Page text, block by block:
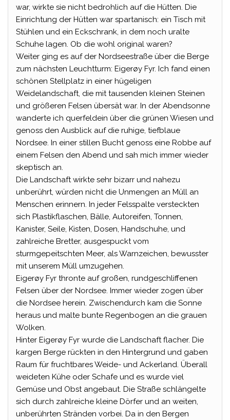
war, wirkte sie nicht bedrohlich auf die Hütten. Die
Einrichtung der Hütten war spartanisch: ein Tisch mit
Stühlen und ein Eckschrank, in dem noch uralte
Schuhe lagen. Ob die wohl original waren?
Weiter ging es auf der Nordseestraße über die Berge
zum nächsten Leuchtturm: Eigerøy Fyr. Ich fand einen
schönen Stellplatz in einer hügeligen
Weidelandschaft, die mit tausenden kleinen Steinen
und größeren Felsen übersät war. In der Abendsonne
wanderte ich querfeldein über die grünen Wiesen und
genoss den Ausblick auf die ruhige, tiefblaue
Nordsee. In einer stillen Bucht genoss eine Robbe auf
einem Felsen den Abend und sah mich immer wieder
skeptisch an.
Die Landschaft wirkte sehr bizarr und nahezu
unberührt, würden nicht die Unmengen an Müll an
Menschen erinnern. In jeder Felsspalte versteckten
sich Plastikflaschen, Bälle, Autoreifen, Tonnen,
Kanister, Seile, Kisten, Dosen, Handschuhe, und
zahlreiche Bretter, ausgespuckt vom
sturmgepeitschten Meer, als Warnzeichen, bewusster
mit unserem Müll umzugehen.
Eigerøy Fyr thronte auf großen, rundgeschliffenen
Felsen über der Nordsee. Immer wieder zogen über
die Nordsee herein. Zwischendurch kam die Sonne
heraus und malte bunte Regenbogen an die grauen
Wolken.
Hinter Eigerøy Fyr wurde die Landschaft flacher. Die
kargen Berge rückten in den Hintergrund und gaben
Raum für fruchtbares Weide- und Ackerland. Überall
weideten Kühe oder Schafe und es wurde viel
Gemüse und Obst angebaut. Die Straße schlängelte
sich durch zahlreiche kleine Dörfer und an weiten,
unberührten Stränden vorbei. Da in den Bergen